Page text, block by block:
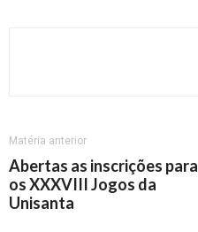
Matéria anterior
Abertas as inscrições para
os XXXVIII Jogos da
Unisanta